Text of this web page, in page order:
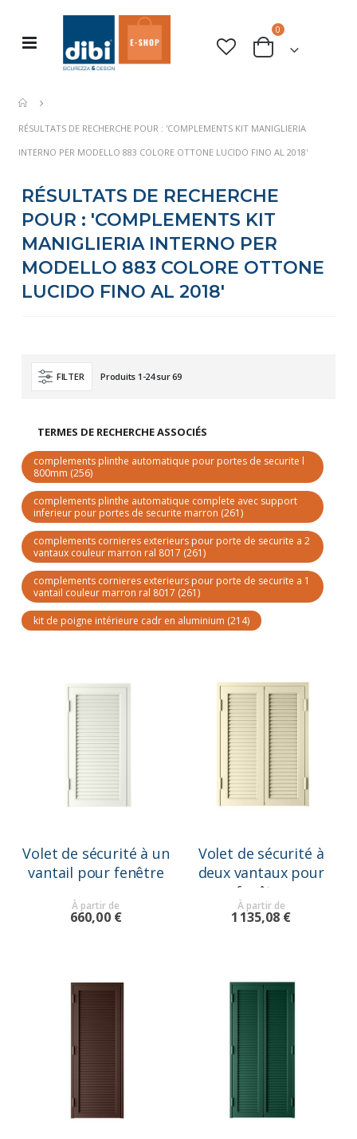
Basculer
navigation
Cart
0 articles
RÉSULTATS DE RECHERCHE POUR : 'COMPLEMENTS KIT MANIGLIERIA
INTERNO PER MODELLO 883 COLORE OTTONE LUCIDO FINO AL 2018'
RÉSULTATS DE RECHERCHE
POUR : 'COMPLEMENTS KIT
MANIGLIERIA INTERNO PER
MODELLO 883 COLORE OTTONE
LUCIDO FINO AL 2018'
FILTER Produits 1 -24sur69
TERMES DE RECHERCHE ASSOCIÉS
complements plinthe automatique pour portes de securite l
800mm (256)
complements plinthe automatique complete avec support
inferieur pour portes de securite marron (261)
complements cornieres exterieurs pour porte de securite a 2
vantaux couleur marron ral 8017 (261)
complements cornieres exterieurs pour porte de securite a 1
vantail couleur marron ral 8017 (261)
kit de poigne intérieure cadr en aluminium (214)
Volet de sécurité à un
vantail pour fenêtre
À partir de
660,00 €
Volet de sécurité à
deux vantaux pour
fenêtre
À partir de
1 135,08 €